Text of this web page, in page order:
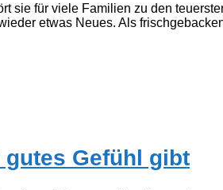
sie für viele Familien zu den
etwas Neues. Als
Gefühl gibt